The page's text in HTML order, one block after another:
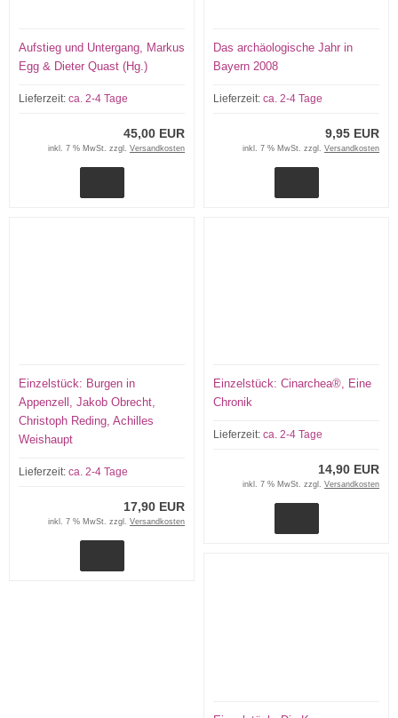
Aufstieg und Untergang, Markus
Egg & Dieter Quast (Hg.)
Lieferzeit: ca. 2-4 Tage
45,00 EUR
inkl. 7 % MwSt. zzgl. Versandkosten
Das archäologische Jahr in
Bayern 2008
Lieferzeit: ca. 2-4 Tage
9,95 EUR
inkl. 7 % MwSt. zzgl. Versandkosten
Einzelstück: Burgen in
Appenzell, Jakob Obrecht,
Christoph Reding, Achilles
Weishaupt
Lieferzeit: ca. 2-4 Tage
17,90 EUR
inkl. 7 % MwSt. zzgl. Versandkosten
Einzelstück: Cinarchea®, Eine
Chronik
Lieferzeit: ca. 2-4 Tage
14,90 EUR
inkl. 7 % MwSt. zzgl. Versandkosten